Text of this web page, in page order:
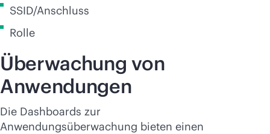
SSID/Anschluss
Rolle
Überwachung von
Anwendungen
Die Dashboards zur
Anwendungsüberwachung bieten einen